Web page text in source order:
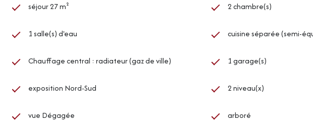
séjour 27 m² 2 chambre(s)
1 salle(s) d'eau cuisine séparée (semi-
Chauffage central : radiateur (gaz de ville) 1 garage(s)
exposition Nord-Sud 2 niveau(x)
vue Dégagée arboré